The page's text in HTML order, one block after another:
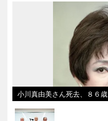
小川真由美さん死去、８６歳